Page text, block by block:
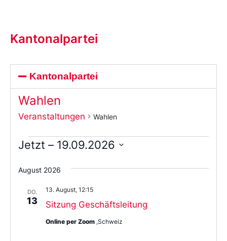
Kantonalpartei
Kantonalpartei
Wahlen
Veranstaltungen Wahlen
Jetzt – 19.09.2026
Sie
das
aus.
August 2026
DO.
13 Sitzung Geschäftsleitung
13. August, 12:15
Online per Zoom ,Schweiz